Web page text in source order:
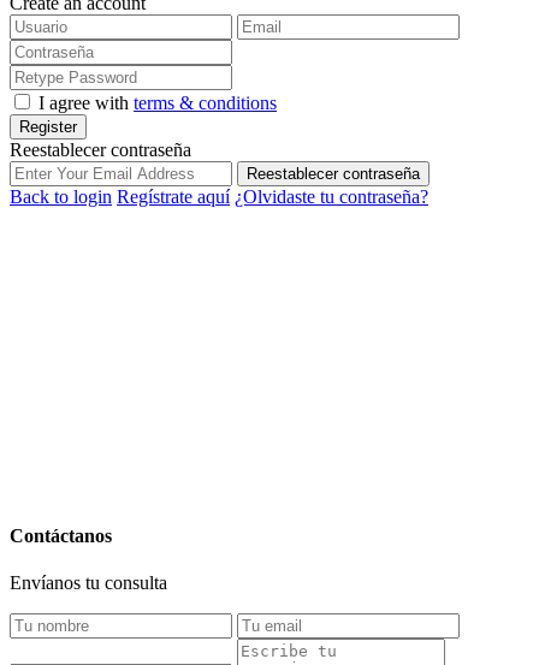
I agree with terms & conditions
Register
Reestablecer contraseña
Reestablecer contraseña
Back to login Regístrate aquí ¿Olvidaste tu contraseña?
Contáctanos
Envíanos tu consulta